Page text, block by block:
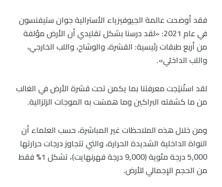
فقد أوضحت عالمة الجيوفيزياء الأسترالية جوان ستيفنسون
في عام 2021: «لقد درسنا بشكل تقليدي أن الأرض مؤلفة
من أربع طبقات رئيسية: القشرة، والوشاح، واللب الخارجي،
واللب الداخلي».
لقد استُنتِجت معرفتنا بما يكمن تحت قشرة الأرض في الغالب
من ما كشفته البراكين وما همسَت به الموجات الزلزالية.
ومن خلال هذه الملاحظات غير المباشرة، حسب العلماء أن
النواة الداخلية الشديدة الحرارة، والتي تتجاوز درجات حرارتها
5,000 درجة مئوية (9,000 درجة فهرنهايت)، تشكل 1% فقط
من الحجم الإجمالي للأرض.